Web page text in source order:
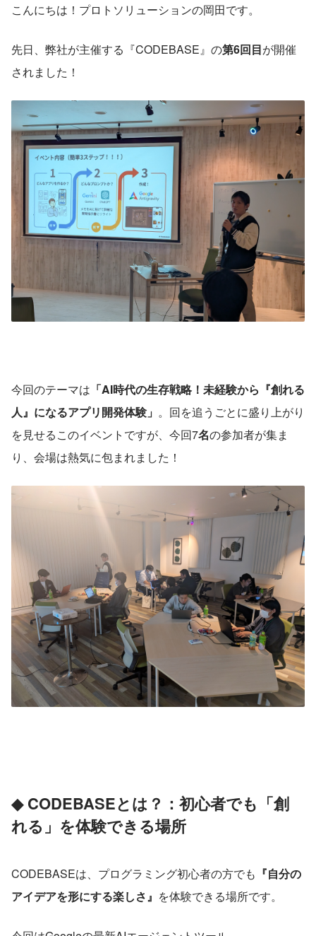
こんにちは！プロトソリューションの岡田です。
先日、弊社が主催する『CODEBASE』の第6回目が開催
されました！
今回のテーマは 「AI時代の生存戦略！未経験から『創れる
人』になるアプリ開発体験」 。回を追うごとに盛り上がり
を見せるこのイベントですが、今回7名の参加者が集ま
り、会場は熱気に包まれました！
◆ CODEBASEとは？：初心者でも「創
れる」を体験できる場所
CODEBASEは、プログラミング初心者の方でも 『自分の
アイデアを形にする楽しさ』 を体験できる場所です。